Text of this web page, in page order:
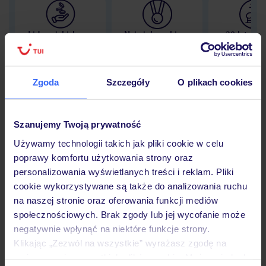
Zgoda Szczegóły O plikach cookies
Szanujemy Twoją prywatność
Używamy technologii takich jak pliki cookie w celu
poprawy komfortu użytkowania strony oraz
personalizowania wyświetlanych treści i reklam. Pliki
cookie wykorzystywane są także do analizowania ruchu
na naszej stronie oraz oferowania funkcji mediów
społecznościowych. Brak zgody lub jej wycofanie może
negatywnie wpłynąć na niektóre funkcje strony.
Klikając „Zezwól na wszystkie” wyrażasz zgodę na
Lider niskich cen
Największe biuro
30 lat w
Hotel
Opinie
Pokoje